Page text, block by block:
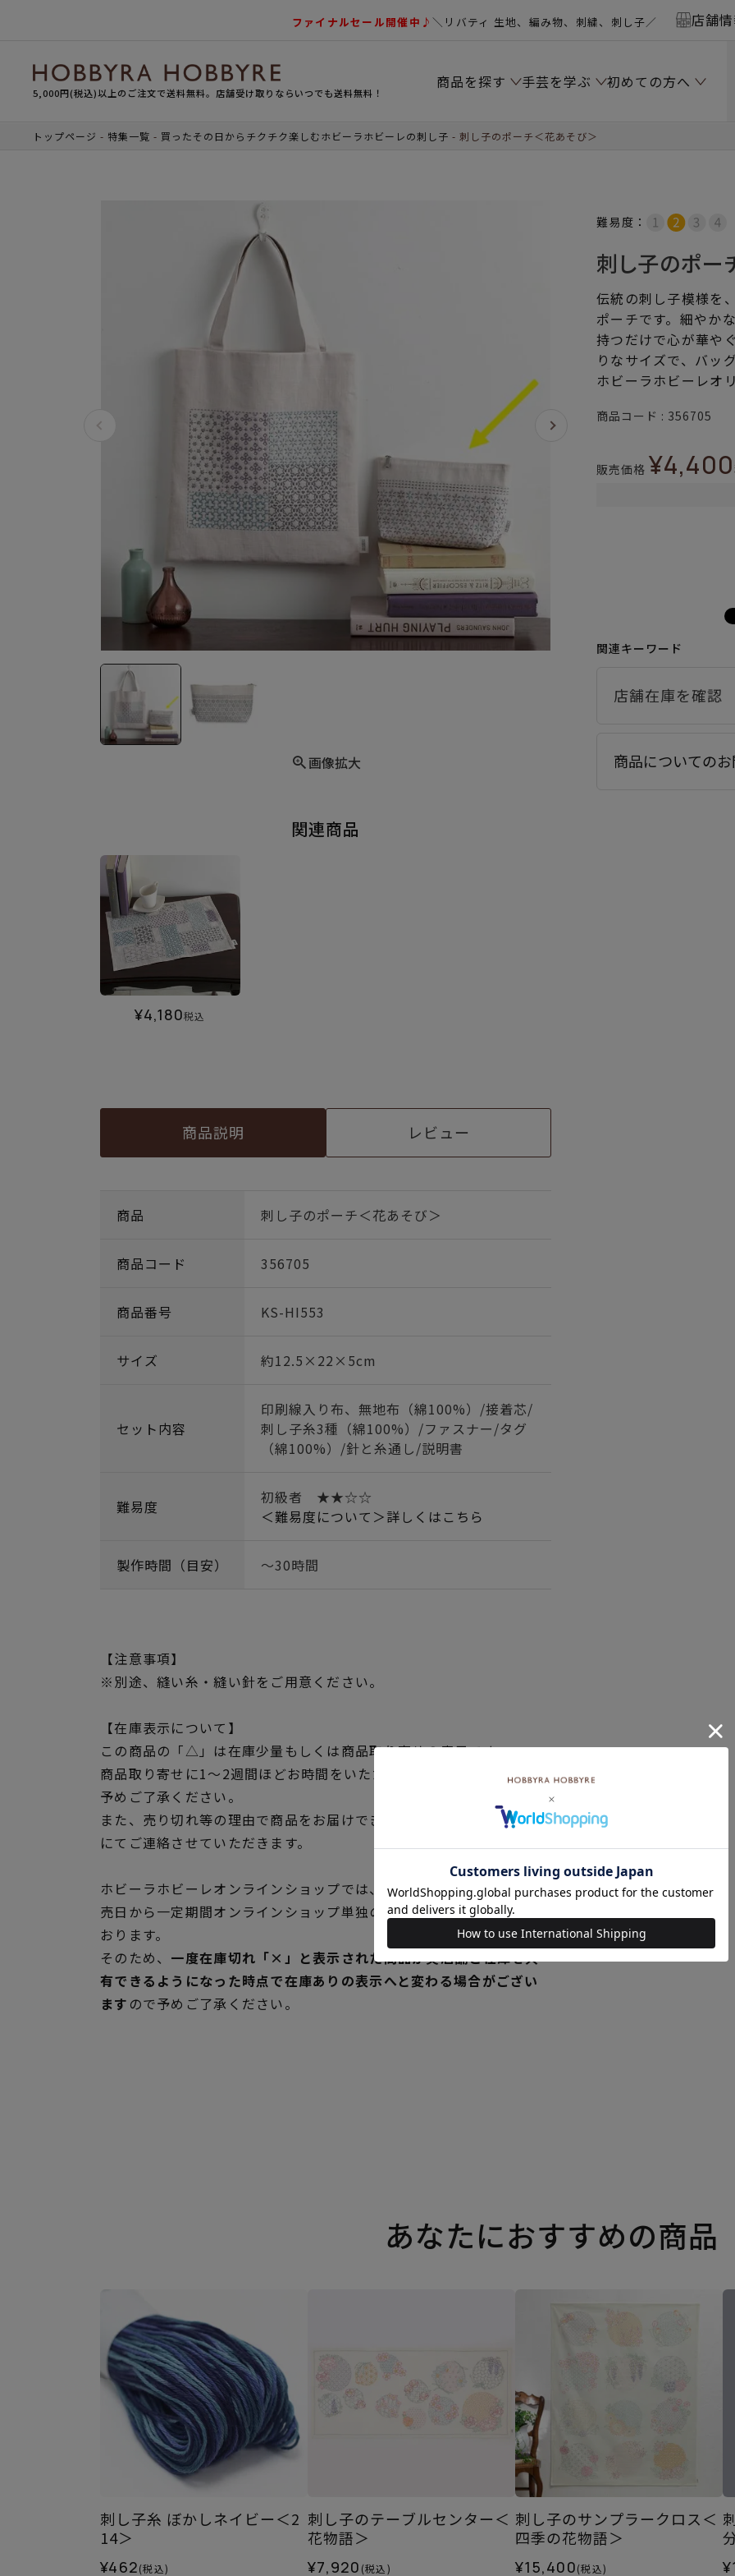
ファイナルセール開催中♪＼リバティ 生地、編み物、刺繍、刺し子／ 店舗
5,000円(税込)以上のご注文で送料無料。店舗受け取りならいつでも送料無料！
商品を探す 手芸を学ぶ 初めての方へ
トップページ 特集一覧 買ったその日からチクチク楽しむホビーラホビーレの刺し子 刺し子のポーチ＜花あそび＞
画像拡大
関連商品
¥4,180税込
商品説明 レビュー
商品 刺し子のポーチ＜花あそび＞
商品コード 356705
商品番号 KS-HI553
サイズ 約12.5×22×5cm
セット内容
印刷線入り布、無地布（綿100%）/接着芯/
刺し子糸3種（綿100%）/ファスナー/タグ
（綿100%）/針と糸通し/説明書
難易度
初級者 ★★☆☆
＜難易度について＞詳しくはこちら
製作時間（目安） ～30時間
【注意事項】
※別途、縫い糸・縫い針をご用意ください。
【在庫表示について】
この商品の「△」は在庫少量もしくは商品取り寄せの表示です。
商品取り寄せに1～2週間ほどお時間をいただく場合がございますので
予めご了承ください。
また、売り切れ等の理由で商品をお届けできない場合は、別途メール
にてご連絡させていただきます。
ホビーラホビーレオンラインショップでは、新発売の商品に限り、 発
売日から一定期間オンラインショップ単独の在庫にてご提供いたして
おります。
そのため、 一度在庫切れ「×」と表示された商品が実店舗と在庫を共
有できるようになった時点で在庫ありの表示へと変わる場合がござい
ます ので予めご了承ください。
難易度：
刺し子のポー
伝統の刺し子模様を
ポーチです。細やか
持つだけで心が華や
りなサイズで、バッ
ホビーラホビーレオ
商品コード 356705
販売価格 ¥4,400
関連キーワード
商品についての
あなたにおすすめの商品
刺し子糸 ぼかしネイビー＜2
14＞
¥462(税込)
刺し子のテーブルセンター＜
花物語＞
¥7,920 (税込)
刺し子のサンプラークロス＜
四季の花物語＞
¥15,400(税込)